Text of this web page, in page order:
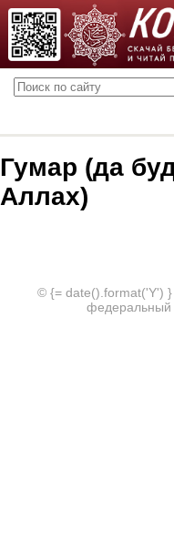
Гумар (да
Аллах)
© {= date().format('Y')
федеральный